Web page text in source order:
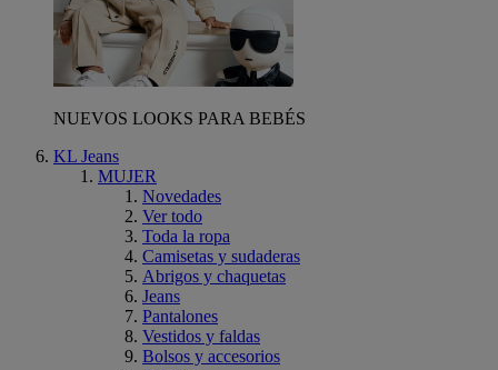
NUEVOS LOOKS PARA BEBÉS
KL Jeans
MUJER
Novedades
Ver todo
Toda la ropa
Camisetas y sudaderas
Abrigos y chaquetas
Jeans
Pantalones
Vestidos y faldas
Bolsos y accesorios